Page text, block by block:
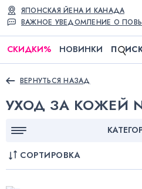
ВАЖНОЕ УВЕДОМЛЕНИЕ О
ЯПОНСКАЯ ЙЕНА И КАНАДА
СКИДКИ% НОВИНКИ П
ВЕРНУТЬСЯ НАЗАД
УХОД ЗА КОЖЕЙ
СОРТИРОВКА